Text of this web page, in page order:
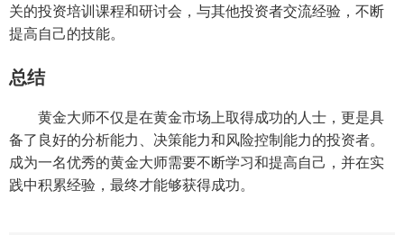
关的投资培训课程和研讨会，与其他投资者交流经验，不断
提高自己的技能。
总结
黄金大师不仅是在黄金市场上取得成功的人士，更是具
备了良好的分析能力、决策能力和风险控制能力的投资者。
成为一名优秀的黄金大师需要不断学习和提高自己，并在实
践中积累经验，最终才能够获得成功。